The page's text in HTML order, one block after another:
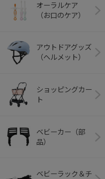
オーラルケア
（お口のケア）
アウトドアグッズ
（ヘルメット）
ショッピングカー
ト
ベビーカー（部
品）
ベビーラック＆チ